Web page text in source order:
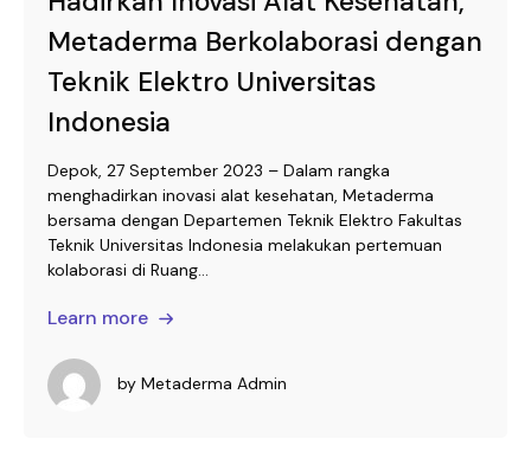
Metaderma Berkolaborasi dengan
Teknik Elektro Universitas
Indonesia
Depok, 27 September 2023 – Dalam rangka
menghadirkan inovasi alat kesehatan, Metaderma
bersama dengan Departemen Teknik Elektro Fakultas
Teknik Universitas Indonesia melakukan pertemuan
kolaborasi di Ruang...
Learn more
by Metaderma Admin